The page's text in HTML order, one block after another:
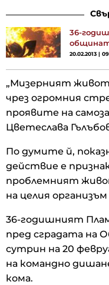
36-
20.02.2013 |
„Мизерният живот
чрез огромния
проявите на
Цветеслава
По думите й,
действие е
проблемният
на целия организъм
36-годишният
пред сградата на
сутрин на 20
на командно
кома.